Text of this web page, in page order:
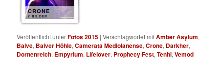
CRONE
7 BILDER
Veröffentlicht unterFotos 2015 |Verschlagwortet mitAmber Asylum,
Balve, Balver Höhle,Camerata Mediolanense,Crone, Darkher,
Dornenreich, Empyrium, Lifelover, Prophecy Fest,Tenhi,Vemod